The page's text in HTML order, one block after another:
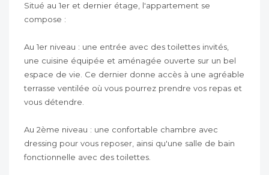
Situé au 1er et dernier étage, l'appartement se
compose :
Au 1er niveau : une entrée avec des toilettes invités,
une cuisine équipée et aménagée ouverte sur un bel
espace de vie. Ce dernier donne accès à une agréable
terrasse ventilée où vous pourrez prendre vos repas et
vous détendre.
Au 2ème niveau : une confortable chambre avec
dressing pour vous reposer, ainsi qu'une salle de bain
fonctionnelle avec des toilettes.